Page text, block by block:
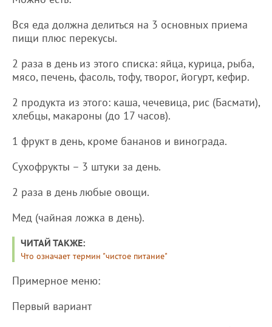
Вся еда должна делиться на 3 основных приема
пищи плюс перекусы.
2 раза в день из этого списка: яйца, курица, рыба,
мясо, печень, фасоль, тофу, творог, йогурт, кефир.
2 продукта из этого: каша, чечевица, рис (Басмати),
хлебцы, макароны (до 17 часов).
1 фрукт в день, кроме бананов и винограда.
Сухофрукты – 3 штуки за день.
2 раза в день любые овощи.
Мед (чайная ложка в день).
ЧИТАЙ ТАКЖЕ:
Что означает термин "чистое питание"
Примерное меню:
Первый вариант